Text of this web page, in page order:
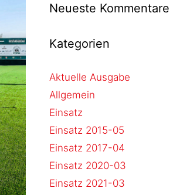
Neueste Kommentare
Kategorien
Aktuelle Ausgabe
Allgemein
Einsatz
Einsatz 2015-05
Einsatz 2017-04
Einsatz 2020-03
Einsatz 2021-03